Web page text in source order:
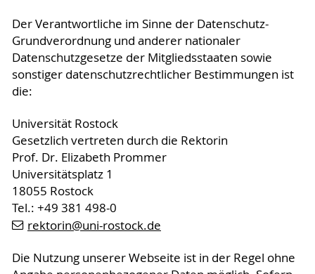
Der Verantwortliche im Sinne der Datenschutz-
Grundverordnung und anderer nationaler
Datenschutzgesetze der Mitgliedsstaaten sowie
sonstiger datenschutzrechtlicher Bestimmungen ist
die:
Universität Rostock
Gesetzlich vertreten durch die Rektorin
Prof. Dr. Elizabeth Prommer
Universitätsplatz 1
18055 Rostock
Tel.: +49 381 498-0
rektorin@uni-rostock.de
Die Nutzung unserer Webseite ist in der Regel ohne